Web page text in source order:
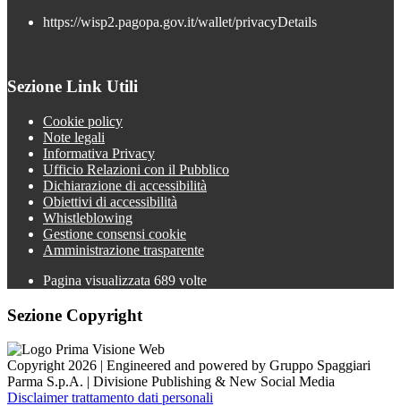
https://wisp2.pagopa.gov.it/wallet/privacyDetails
Sezione Link Utili
Cookie policy
Note legali
Informativa Privacy
Ufficio Relazioni con il Pubblico
Dichiarazione di accessibilità
Obiettivi di accessibilità
Whistleblowing
Gestione consensi cookie
Amministrazione trasparente
Pagina visualizzata 689 volte
Sezione Copyright
Copyright 2026 | Engineered and powered by Gruppo Spaggiari
Parma S.p.A. | Divisione Publishing & New Social Media
Disclaimer trattamento dati personali